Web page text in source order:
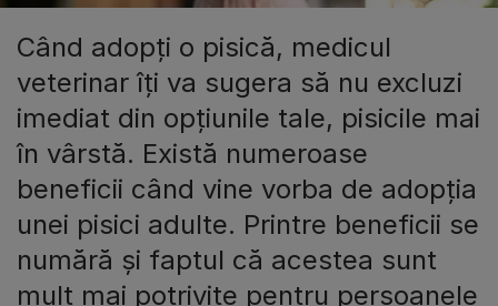
Când adopți o pisică, medicul
veterinar îți va sugera să nu excluzi
imediat din opțiunile tale, pisicile mai
în vârstă. Există numeroase
beneficii când vine vorba de adopția
unei pisici adulte. Printre beneficii se
numără și faptul că acestea sunt
mult mai potrivite pentru persoanele